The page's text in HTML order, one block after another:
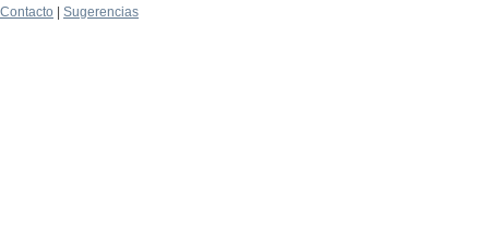
Contacto
Sugerencias